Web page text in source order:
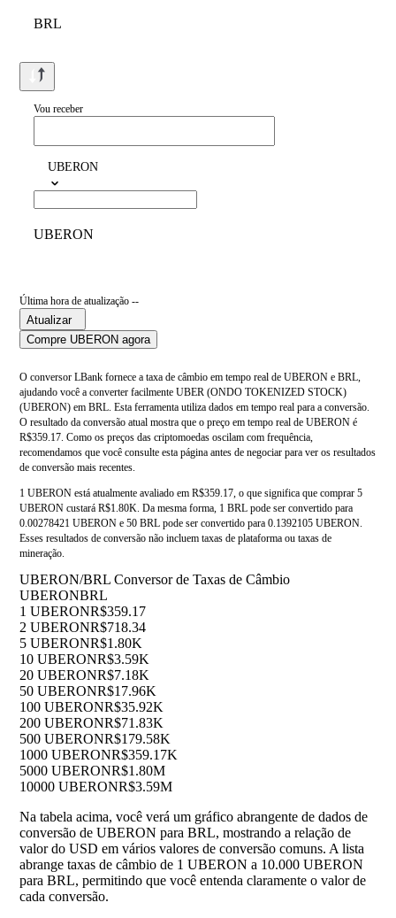
BRL
Vou receber
UBERON
UBERON
Última hora de atualização --
Atualizar
Compre UBERON agora
O conversor LBank fornece a taxa de câmbio em tempo real de UBERON e BRL,
ajudando você a converter facilmente UBER (ONDO TOKENIZED STOCK)
(UBERON) em BRL. Esta ferramenta utiliza dados em tempo real para a conversão.
O resultado da conversão atual mostra que o preço em tempo real de UBERON é
R$359.17. Como os preços das criptomoedas oscilam com frequência,
recomendamos que você consulte esta página antes de negociar para ver os resultados
de conversão mais recentes.
1 UBERON está atualmente avaliado em R$359.17, o que significa que comprar 5
UBERON custará R$1.80K. Da mesma forma, 1 BRL pode ser convertido para
0.00278421 UBERON e 50 BRL pode ser convertido para 0.1392105 UBERON.
Esses resultados de conversão não incluem taxas de plataforma ou taxas de
mineração.
UBERON/BRL Conversor de Taxas de Câmbio
UBERONBRL
1 UBERONR$359.17
2 UBERONR$718.34
5 UBERONR$1.80K
10 UBERONR$3.59K
20 UBERONR$7.18K
50 UBERONR$17.96K
100 UBERONR$35.92K
200 UBERONR$71.83K
500 UBERONR$179.58K
1000 UBERONR$359.17K
5000 UBERONR$1.80M
10000 UBERONR$3.59M
Na tabela acima, você verá um gráfico abrangente de dados de
conversão de UBERON para BRL, mostrando a relação de
valor do USD em vários valores de conversão comuns. A lista
abrange taxas de câmbio de 1 UBERON a 10.000 UBERON
para BRL, permitindo que você entenda claramente o valor de
cada conversão.